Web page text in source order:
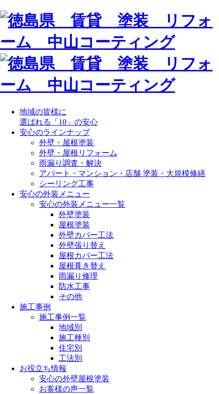
地域の皆様に
選ばれる「10」の安心
安心のラインナップ
外壁・屋根塗装
外壁・屋根リフォーム
雨漏り調査・解決
アパート・マンション・店舗 塗装・大規模修繕
シーリング工事
安心の外装メニュー
安心の外装メニュー一覧
外壁塗装
屋根塗装
外壁カバー工法
外壁張り替え
屋根カバー工法
屋根葺き替え
雨漏り修理
防水工事
その他
施工事例
施工事例一覧
地域別
施工種別
住宅別
工法別
お役立ち情報
安心の外壁屋根塗装
お客様の声一覧